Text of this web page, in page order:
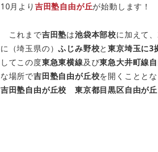
10月より 吉田塾自由が丘が始動します！
これまで吉田塾は池袋本部校に加えて
に（埼玉県の）ふじみ野校と東京埼玉に3
してこの度東急東横線及び東急大井町線
な場所で吉田塾自由が丘校を開くこととな
吉田塾自由が丘校 東京都目黒区自由が